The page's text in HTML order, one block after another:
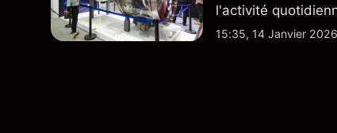
l'activité
du marché
15:35, 14 Janvier 2026